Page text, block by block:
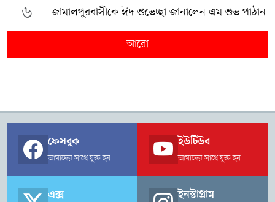
৬ জামালপুরবাসীকে ঈদ শুভেচ্ছা জানালেন এম শুভ পাঠান
আরো
ফেসবুক
আমাদের সাথে যুক্ত হন
ইউটিউব
আমাদের সাথে যুক্ত হন
এক্স ইনস্টাগ্রাম